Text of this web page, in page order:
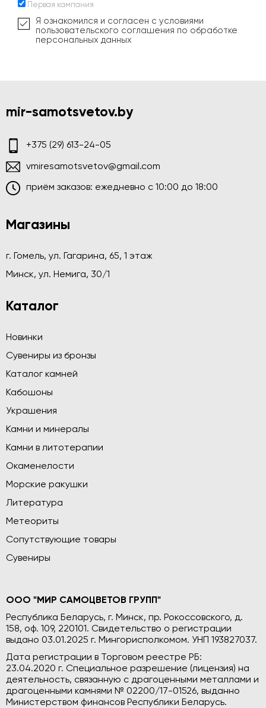
Первая кампания
Я ознакомился и согласен с условиями
пользовательского соглашения по обработке
персональных данных
mir-samotsvetov.by
+375 (29) 613-24-05
vmiresamotsvetov@gmail.com
приём заказов: ежедневно c 10:00 до 18:00
Магазины
г. Гомель, ул. Гагарина, 65, 1 этаж
Минск, ул. Немига, 30/1
Каталог
Новинки
Сувениры из бронзы
Каталог камней
Кабошоны
Украшения
Камни и минералы
Камни в литотерапии
Окаменелости
Морские ракушки
Литература
Метеориты
Сопутствующие товары
Сувениры
ООО "МИР САМОЦВЕТОВ ГРУПП"
Республика Беларусь, г. Минск, пр. Рокоссовского, д.
158, оф. 109, 220101. Свидетельство о регистрации
выдано 03.01.2025 г. Мингорисполкомом. УНП 193827037.
Дата регистрации в Торговом реестре РБ:
23.04.2020 г. Специальное разрешение (лицензия) на
деятельность, связанную с драгоценными металлами и
драгоценными камнями № 02200/17-01526, выданно
Министерством финансов Республики Беларусь.